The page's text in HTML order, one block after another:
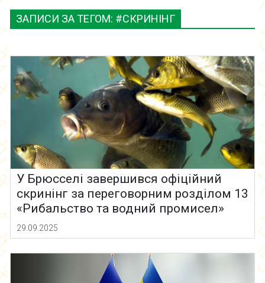
ЗАПИСИ ЗА ТЕГОМ: #СКРИНІНГ
У Брюсселі завершився офіційний
скринінг за переговорним розділом 13
«Рибальство та водний промисел»
29.09.2025